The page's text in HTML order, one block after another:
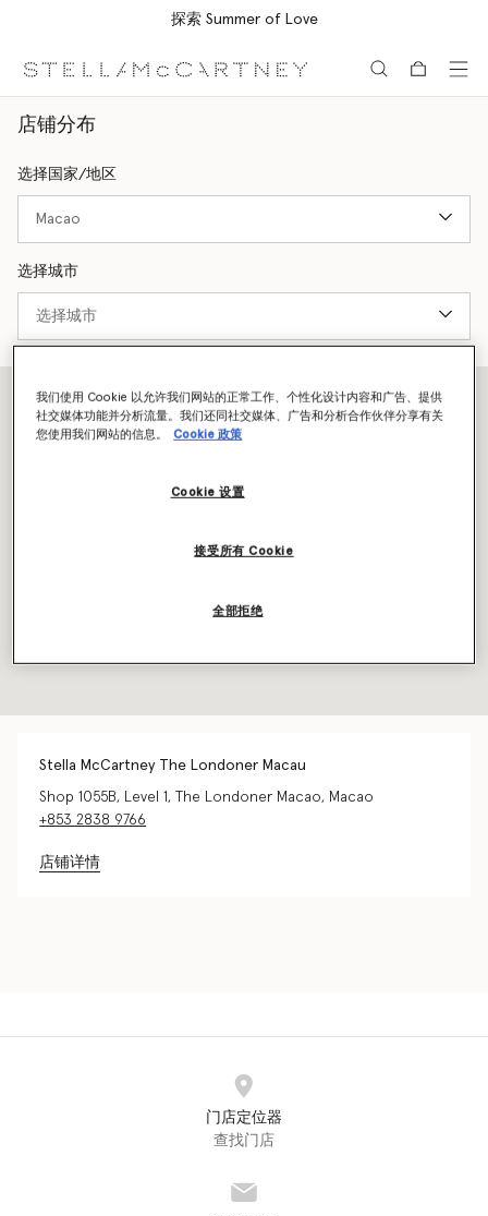
探索 Summer of Love
店铺分布
选择国家/地区
选择城市
Stella McCartney The Londoner Macau
Shop 1055B, Level 1, The Londoner Macao, Macao
+853 2838 9766
店铺详情
门店定位器
查找门店
我们使用 Cookie 以允许我们网站的正常工作、个性化设计内容和广告、提供
社交媒体功能并分析流量。我们还同社交媒体、广告和分析合作伙伴分享有关
您使用我们网站的信息。
Cookie 政策
Cookie 设置
全部拒绝
接受所有 Cookie